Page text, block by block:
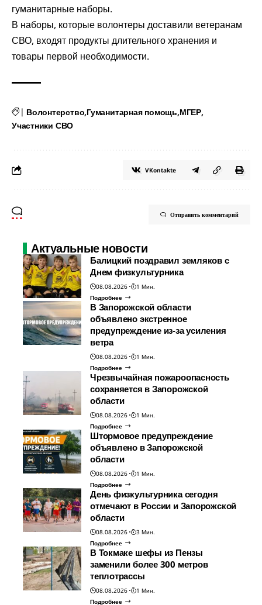
гуманитарные наборы.
В наборы, которые волонтеры доставили ветеранам
СВО, входят продукты длительного хранения и
товары первой необходимости.
| Волонтерство Гуманитарная помощь МГЕР
Участники СВО
VKontakte
Отправить комментарий
Актуальные новости
Балицкий поздравил земляков с
Днем физкультурника
08.08.2026
1 Мин.
Подробнее
В Запорожской области
объявлено экстренное
предупреждение из-за усиления
ветра
08.08.2026
1 Мин.
Подробнее
Чрезвычайная пожароопасность
сохраняется в Запорожской
области
08.08.2026
1 Мин.
Подробнее
Штормовое предупреждение
объявлено в Запорожской
области
08.08.2026
1 Мин.
Подробнее
День физкультурника сегодня
отмечают в России и Запорожской
области
08.08.2026
3 Мин.
Подробнее
В Токмаке шефы из Пензы
заменили более 300 метров
теплотрассы
08.08.2026
1 Мин.
Подробнее